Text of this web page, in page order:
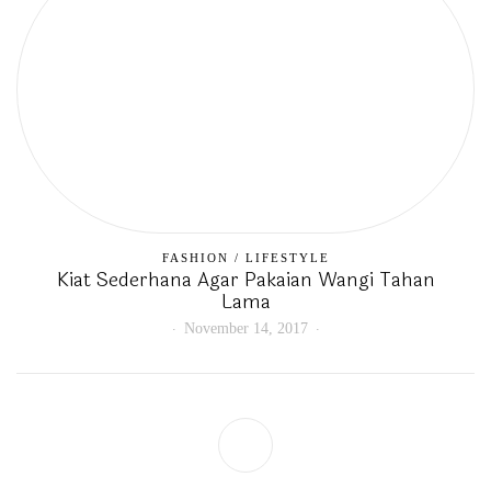
FASHION / LIFESTYLE
Kiat Sederhana Agar Pakaian Wangi Tahan
Lama
November 14, 2017